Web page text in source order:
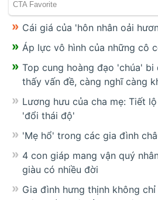
Cái giá của 'hôn nhân oải
Áp lực vô hình của những cô
Top cung hoàng đạo 'chúa' bi
thấy vấn đề, càng nghĩ càng
Lương hưu của cha mẹ: Tiết
'đổi thái độ'
'Mẹ hổ' trong các gia đình
4 con giáp mang vận quý
giàu có nhiều đời
Gia đình hưng thịnh không